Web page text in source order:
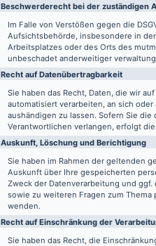
Beschwerde­recht bei der zuständigen
Im Falle von Verstößen gegen die
Aufsichtsbehörde, insbesondere in
Arbeitsplatzes oder des Orts des
unbeschadet anderweitiger
Recht auf Daten­übertrag­barkeit
Sie haben das Recht, Daten, die wir
automatisiert verarbeiten, an sich
aushändigen zu lassen. Sofern Sie
Verantwortlichen verlangen, erfolgt
Auskunft, Löschung und Berichtigung
Sie haben im Rahmen der geltenden
Auskunft über Ihre gespeicherten
Zweck der Datenverarbeitung und
sowie zu weiteren Fragen zum
wenden.
Recht auf Einschränkung der
Sie haben das Recht, die